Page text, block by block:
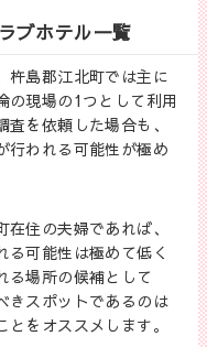
ブホテル一覧
杵島郡江北町では主に
の現場の1つとして利用
を依頼した場合も、
行われる可能性が極め
住の夫婦であれば、
る可能性は極めて低く
る場所の候補として
きスポットであるのは
をオススメします。